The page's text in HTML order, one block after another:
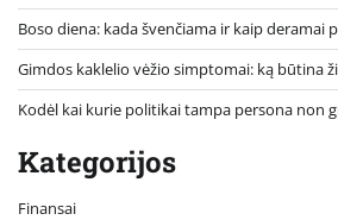
Boso diena: kada švenčiama ir kaip deramai
Gimdos kaklelio vėžio simptomai: ką būtina
Kodėl kai kurie politikai tampa persona non
Kategorijos
Finansai